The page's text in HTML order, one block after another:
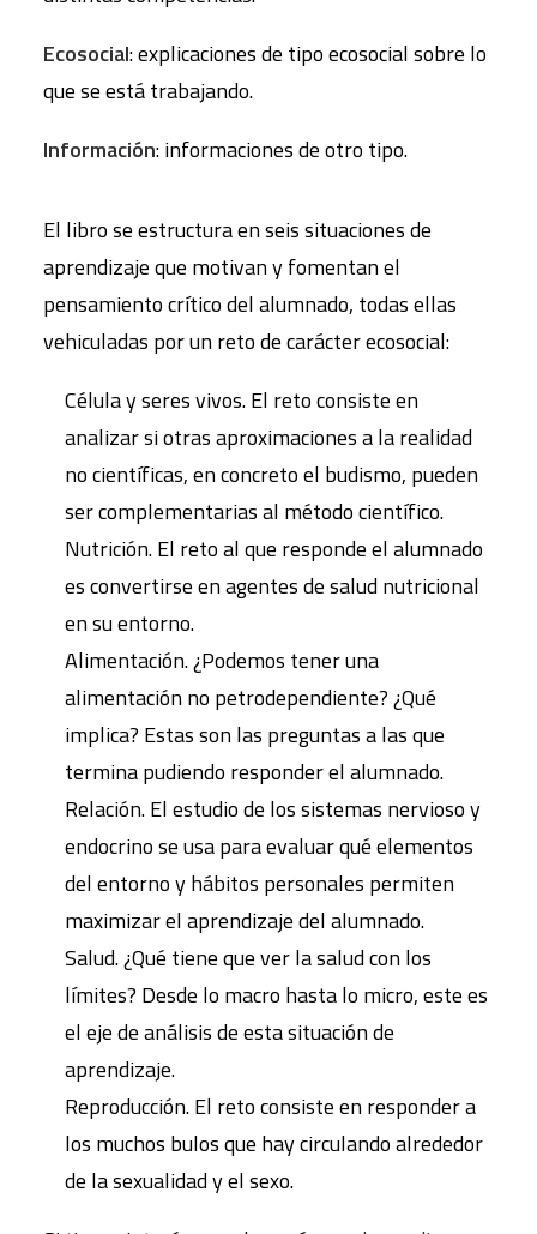
Ecosocial: explicaciones de tipo ecosocial sobre lo
que se está trabajando.
Información: informaciones de otro tipo.
El libro se estructura en seis situaciones de
aprendizaje que motivan y fomentan el
pensamiento crítico del alumnado, todas ellas
vehiculadas por un reto de carácter ecosocial:
Célula y seres vivos. El reto consiste en
analizar si otras aproximaciones a la realidad
no científicas, en concreto el budismo, pueden
ser complementarias al método científico.
Nutrición. El reto al que responde el alumnado
es convertirse en agentes de salud nutricional
en su entorno.
Alimentación. ¿Podemos tener una
alimentación no petrodependiente? ¿Qué
implica? Estas son las preguntas a las que
termina pudiendo responder el alumnado.
Relación. El estudio de los sistemas nervioso y
endocrino se usa para evaluar qué elementos
del entorno y hábitos personales permiten
maximizar el aprendizaje del alumnado.
Salud. ¿Qué tiene que ver la salud con los
límites? Desde lo macro hasta lo micro, este es
el eje de análisis de esta situación de
aprendizaje.
Reproducción. El reto consiste en responder a
los muchos bulos que hay circulando alrededor
de la sexualidad y el sexo.